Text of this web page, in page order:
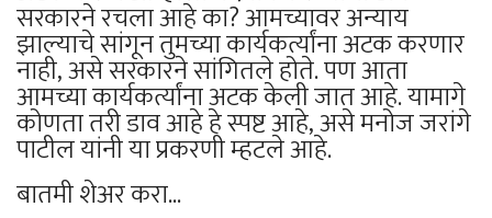
सरकारने रचला आहे का? आमच्यावर अन्याय
झाल्याचे सांगून तुमच्या कार्यकर्त्यांना अटक करणार
नाही, असे सरकारने सांगितले होते. पण आता
आमच्या कार्यकर्त्यांना अटक केली जात आहे. यामागे
कोणता तरी डाव आहे हे स्पष्ट आहे, असे मनोज जरांगे
पाटील यांनी या प्रकरणी म्हटले आहे.
बातमी शेअर करा...